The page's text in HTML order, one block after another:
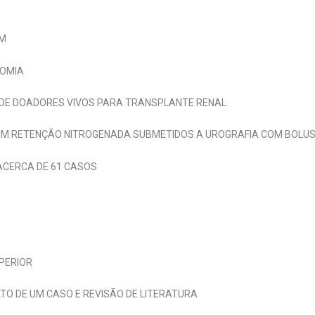
DOADORES VIVOS PARA TRANSPLANTE RENAL
RETENÇÃO NITROGENADA SUBMETIDOS A UROGRAFIA COM
DE 61 CASOS
DE UM CASO E REVISÃO DE LITERATURA